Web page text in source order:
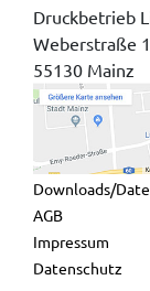
Druckbetrieb
Weberstraße
55130 Mainz
Downloads/
AGB
Impressum
Datenschutz